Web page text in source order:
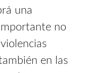
una
no
en las